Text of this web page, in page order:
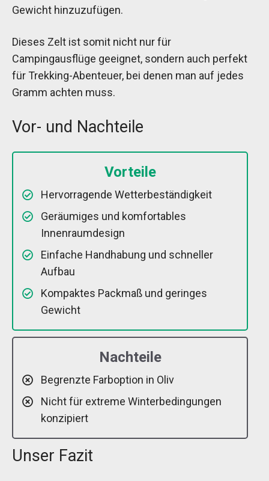
Gewicht hinzuzufügen.
Dieses Zelt ist somit nicht nur für
Campingausflüge geeignet, sondern auch perfekt
für Trekking-Abenteuer, bei denen man auf jedes
Gramm achten muss.
Vor- und Nachteile
Vorteile
Hervorragende Wetterbeständigkeit
Geräumiges und komfortables
Innenraumdesign
Einfache Handhabung und schneller
Aufbau
Kompaktes Packmaß und geringes
Gewicht
Nachteile
Begrenzte Farboption in Oliv
Nicht für extreme Winterbedingungen
konzipiert
Unser Fazit